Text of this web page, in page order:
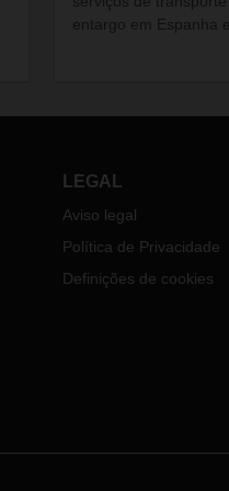
entargo em Espanha
LEGAL
Aviso legal
Política de Privacidade
Definições de cookies